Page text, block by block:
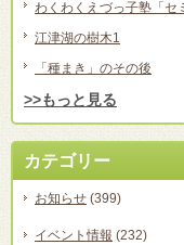
わくわくえづっ子塾「セ
江津湖の樹木1
「種まき」のその後
>>もっと見る
カテゴリー
お知らせ (399)
イベント情報 (232)